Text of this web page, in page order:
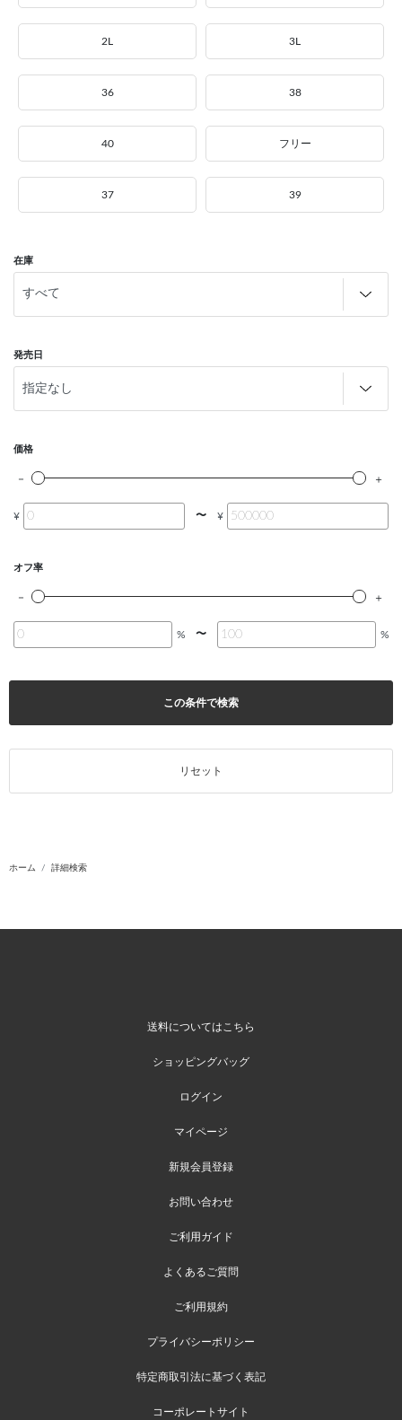
2L 3L
36 38
40 フリー
37 39
在庫
発売日
価格
¥ 〜 ¥
オフ率
% 〜 %
この条件で検索
リセット
ホーム 詳細検索
送料についてはこちら
ショッピングバッグ
ログイン
マイページ
新規会員登録
お問い合わせ
ご利用ガイド
よくあるご質問
ご利用規約
プライバシーポリシー
特定商取引法に基づく表記
コーポレートサイト